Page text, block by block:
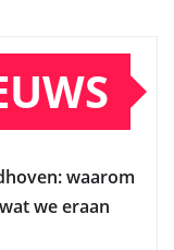
waarom
we eraan